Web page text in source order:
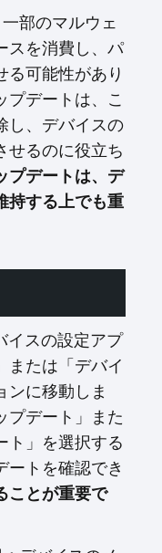
一部のマルウェ
スを消費し、パ
る可能性があり
プデートは、こ
し、デバイスの
せるのに役立ち
プデートは、デ
持する上でも重
イスの設定アプ
または「デバイ
ンに移動しま
プデート」また
ト」を選択する
ートを確認でき
ことが重要で